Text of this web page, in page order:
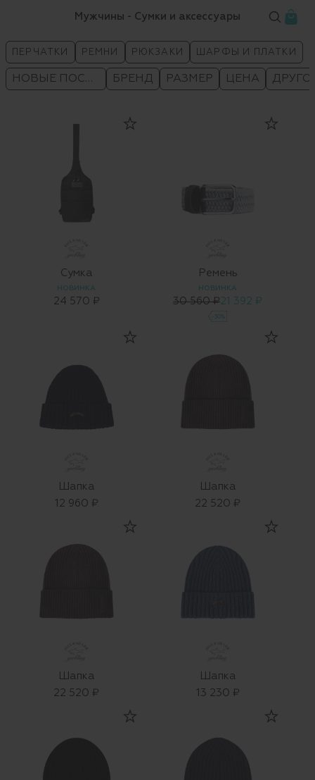
Мужчины - Сумки и аксессуары
ПЕРЧАТКИ РЕМНИ РЮКЗАКИ ШАРФЫ И ПЛАТКИ
НОВЫЕ ПОСТУПЛЕНИЯ БРЕНД РАЗМЕР ЦЕНА
Сумка
НОВИНКА
24 570 ₽
Ремень
НОВИНКА
30 560 ₽21 392 ₽
-30%
Шапка
12 960 ₽
Шапка
22 520 ₽
Шапка
22 520 ₽
Шапка
13 230 ₽